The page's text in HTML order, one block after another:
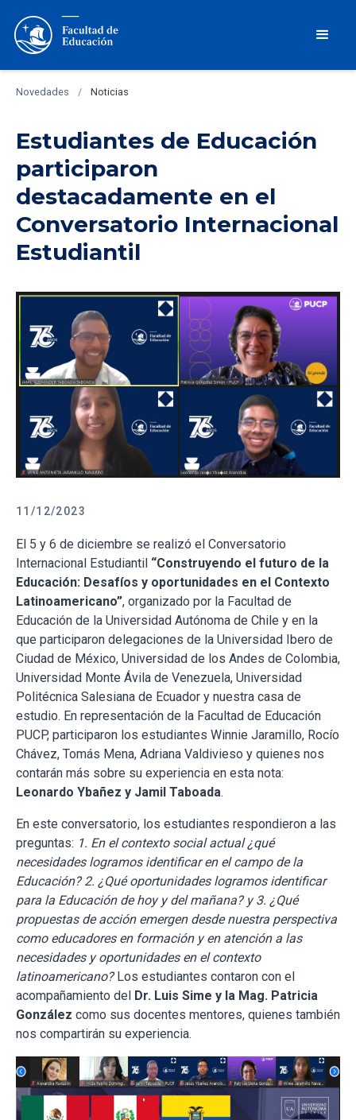
Novedades / Noticias
Estudiantes de Educación
participaron
destacadamente en el
Conversatorio Internacional
Estudiantil
11/12/2023
El 5 y 6 de diciembre se realizó el Conversatorio
Internacional Estudiantil “Construyendo el futuro de la
Educación: Desafíos y oportunidades en el Contexto
Latinoamericano”, organizado por la Facultad de
Educación de la Universidad Autónoma de Chile y en la
que participaron delegaciones de la Universidad Ibero de
Ciudad de México, Universidad de los Andes de Colombia,
Universidad Monte Ávila de Venezuela, Universidad
Politécnica Salesiana de Ecuador y nuestra casa de
estudio. En representación de la Facultad de Educación
PUCP, participaron los estudiantes Winnie Jaramillo, Rocío
Chávez, Tomás Mena, Adriana Valdivieso y quienes nos
contarán más sobre su experiencia en esta nota:
Leonardo Ybañez y Jamil Taboada.
En este conversatorio, los estudiantes respondieron a las
preguntas: 1. En el contexto social actual ¿qué
necesidades logramos identificar en el campo de la
Educación? 2. ¿Qué oportunidades logramos identificar
para la Educación de hoy y del mañana? y 3. ¿Qué
propuestas de acción emergen desde nuestra perspectiva
como educadores en formación y en atención a las
necesidades y oportunidades en el contexto
latinoamericano?Los estudiantes contaron con el
acompañamiento del Dr. Luis Sime y la Mag. Patricia
González como sus docentes mentores, quienes también
nos compartirán su experiencia.